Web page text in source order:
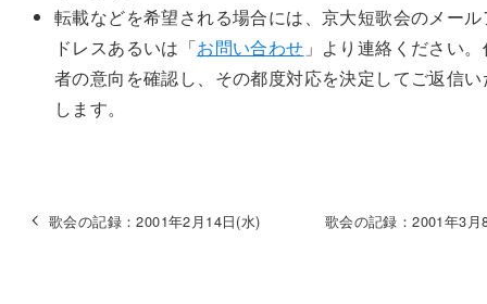
転載などを希望される場合には、京大短歌会のメール
ドレスあるいは「お問い合わせ 」より連絡ください
者の意向を確認し、その都度対応を決定してご返信い
します。
歌会の記録：2001年2月14日(水) 歌会の記録：2001年3月